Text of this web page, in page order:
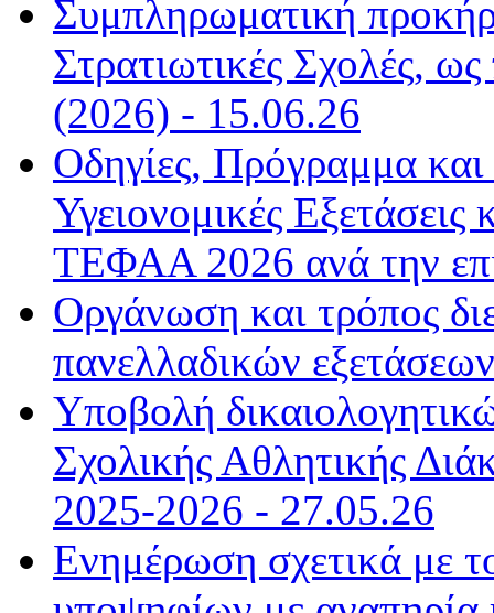
Συμπληρωματική
Στρατιωτικές Σχολές,
(2026) - 15.06.26
Οδηγίες, Πρόγραμμα και
Υγειονομικές Εξετάσεις
ΤΕΦΑΑ 2026 ανά την
Οργάνωση και τρόπος
πανελλαδικών
Υποβολή
Σχολικής Αθλητικής
2025-2026 - 27.05.26
Ενημέρωση σχετικά με